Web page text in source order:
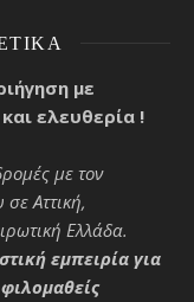
με
ελευθερία !
με τον
Αττική,
Ελλάδα.
εμπειρία για